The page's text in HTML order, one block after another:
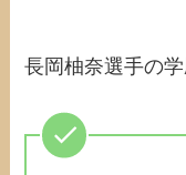
長岡柚奈選手の